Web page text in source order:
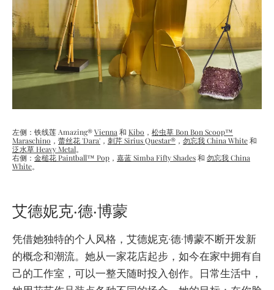
左侧：铁线莲 Amazing®Vienna 和 Kibo ， 松虫草Bon Bon Scoop™
Maraschino ， 蕾丝花 'Dara' ， 刺芹 Sirius Questar® ， 勿忘我 China White和
泛水草 Heavy Metal。
右侧： 金槌花 Paintball™ Pop ， 嘉蓝 Simba Fifty Shades和 勿忘我 China
White。
艾德妮克·德·博蒙
凭借她独特的个人风格，艾德妮克·德·博蒙不断开发新
的概念和潮流。她从一家花店起步，如今在家中拥有自
己的工作室，可以一整天随时投入创作。日常生活中，